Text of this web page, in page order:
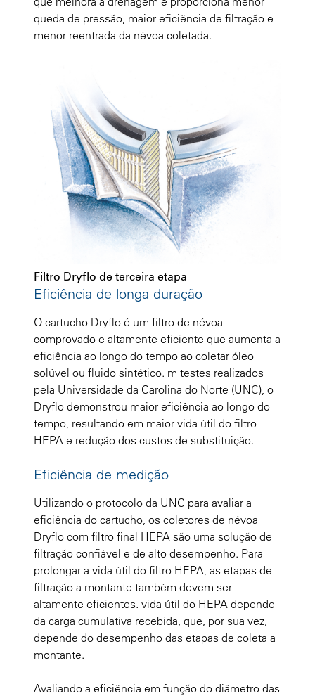
queda de pressão, maior eficiência de filtração e
menor reentrada da névoa coletada.
Filtro Dryflo de terceira etapa
Eficiência de longa duração
O cartucho Dryflo é um filtro de névoa
comprovado e altamente eficiente que aumenta a
eficiência ao longo do tempo ao coletar óleo
solúvel ou fluido sintético. m testes realizados
pela Universidade da Carolina do Norte (UNC), o
Dryflo demonstrou maior eficiência ao longo do
tempo, resultando em maior vida útil do filtro
HEPA e redução dos custos de substituição.
Eficiência de medição
Utilizando o protocolo da UNC para avaliar a
eficiência do cartucho, os coletores de névoa
Dryflo com filtro final HEPA são uma solução de
filtração confiável e de alto desempenho. Para
prolongar a vida útil do filtro HEPA, as etapas de
filtração a montante também devem ser
altamente eficientes. vida útil do HEPA depende
da carga cumulativa recebida, que, por sua vez,
depende do desempenho das etapas de coleta a
montante.
Avaliando a eficiência em função do diâmetro das